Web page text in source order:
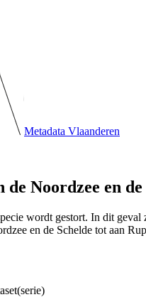
Metadata Vlaanderen
de Noordzee en de
wordt gestort. In dit geval
en de Schelde tot aan